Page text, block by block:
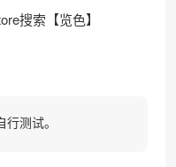
搜索【览色】
测试。